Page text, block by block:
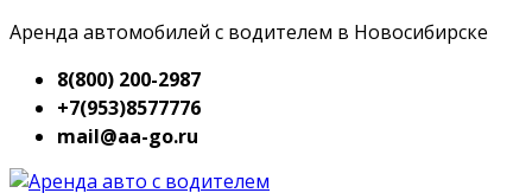
Аренда автомобилей с водителем в Новосибирске
8(800) 200-2987
+7(953)8577776
mail@aa-go.ru